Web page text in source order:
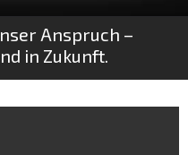
Anspruch –
in Zukunft.